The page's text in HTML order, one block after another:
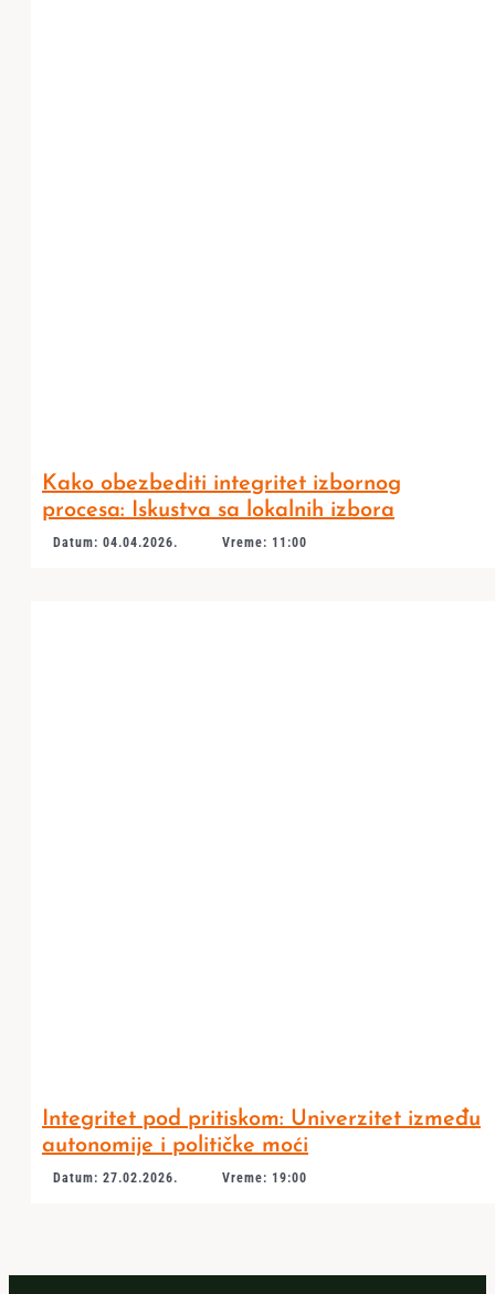
Kako obezbediti integritet izbornog
procesa: Iskustva sa lokalnih izbora
Datum: 04.04.2026. Vreme: 11:00
Integritet pod pritiskom: Univerzitet između
autonomije i političke moći
Datum: 27.02.2026. Vreme: 19:00